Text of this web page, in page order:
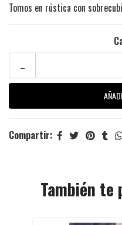
Tomos en rústica con
-
Compartir:
También te